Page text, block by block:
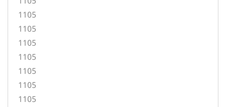
1105
1105
1105
1105
1105
1105
1105